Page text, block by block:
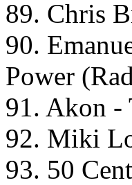
89. Chris
90.
Power
91. Akon -
92. Miki
93. 50